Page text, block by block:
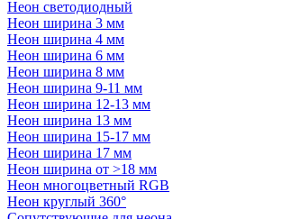
Неон светодиодный
Неон ширина 3 мм
Неон ширина 4 мм
Неон ширина 6 мм
Неон ширина 8 мм
Неон ширина 9-11 мм
Неон ширина 12-13 мм
Неон ширина 13 мм
Неон ширина 15-17 мм
Неон ширина 17 мм
Неон ширина от >18 мм
Неон многоцветный RGB
Неон круглый 360°